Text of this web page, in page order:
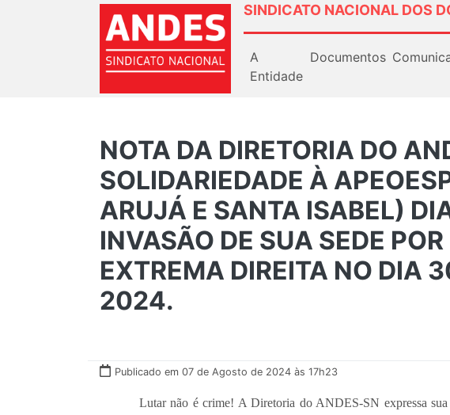
SINDICATO NACIONAL DOS
A
Entidade
Documentos
NOTA DA DIRETORIA DO
SOLIDARIEDADE À
ARUJÁ E SANTA ISABEL)
INVASÃO DE SUA SEDE
EXTREMA DIREITA NO DIA
2024.
Publicado em 07 de Agosto de 2024 às 17h23
Lutar não é crime! A Diretoria do ANDES-SN expressa sua